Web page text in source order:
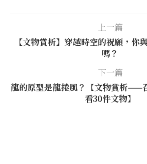
上一篇
【文物賞析】穿越時空的祝願，你
嗎？
下一篇
龍的原型是龍捲風？【文物賞析——
看30件文物】